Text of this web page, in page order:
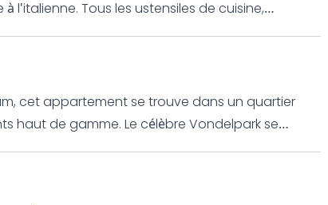
Tous les ustensiles de cuisine,
un lave-linge et de grandes fenêtres offrant
et une chambre confortable. Des contrats
de deux mois ou plus dans ce quartier des
cet appartement se trouve dans un quartier
haut de gamme. Le célèbre Vondelpark se